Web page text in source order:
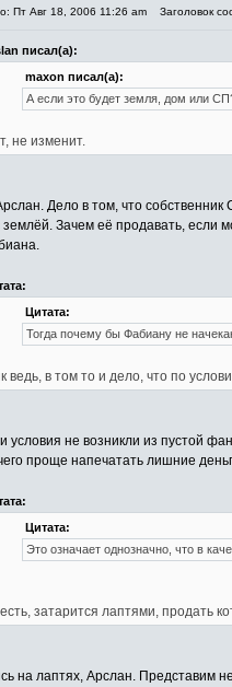
Пт Авг 18, 2006 11:26 am Заголовок
писал(а):
maxon писал(а):
А если это будет земля, дом или
не изменит.
Дело в том, что
Зачем её продавать, если
Цитата:
Тогда почему бы Фабиану не
ведь, в том то и дело, что по
условия не возникли из пустой
проще напечатать лишние
Цитата:
Это означает однозначно, что в
затарится лаптями, продать
на лаптях, Арслан. Представим